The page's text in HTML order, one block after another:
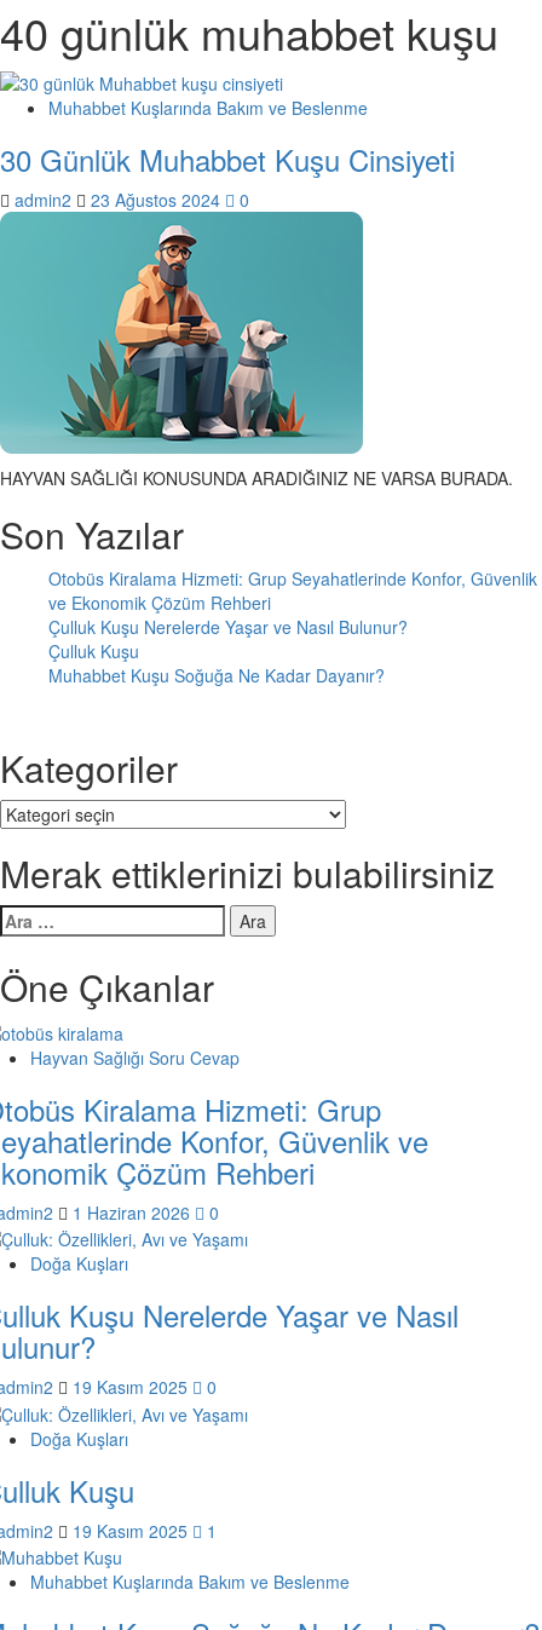
40 günlük muhabbet kuşu
Muhabbet Kuşlarında Bakım ve Beslenme
30 Günlük Muhabbet Kuşu Cinsiyeti
admin2 23 Ağustos 2024 0
HAYVAN SAĞLIĞI KONUSUNDA ARADIĞINIZ NE VARSA BURADA.
Son Yazılar
Otobüs Kiralama Hizmeti: Grup Seyahatlerinde Konfor, Güvenlik
ve Ekonomik Çözüm Rehberi
Çulluk Kuşu Nerelerde Yaşar ve Nasıl Bulunur?
Çulluk Kuşu
Muhabbet Kuşu Soğuğa Ne Kadar Dayanır?
Kategoriler
Kategoriler
Merak ettiklerinizi bulabilirsiniz
Arama:
Öne Çıkanlar
Hayvan Sağlığı Soru Cevap
Kiralama Hizmeti: Grup
Konfor, Güvenlik ve
Çözüm Rehberi
1 Haziran 2026 0
Doğa Kuşları
Kuşu Nerelerde Yaşar ve Nasıl
19 Kasım 2025 0
Doğa Kuşları
Kuşu
19 Kasım 2025 1
Muhabbet Kuşlarında Bakım ve Beslenme